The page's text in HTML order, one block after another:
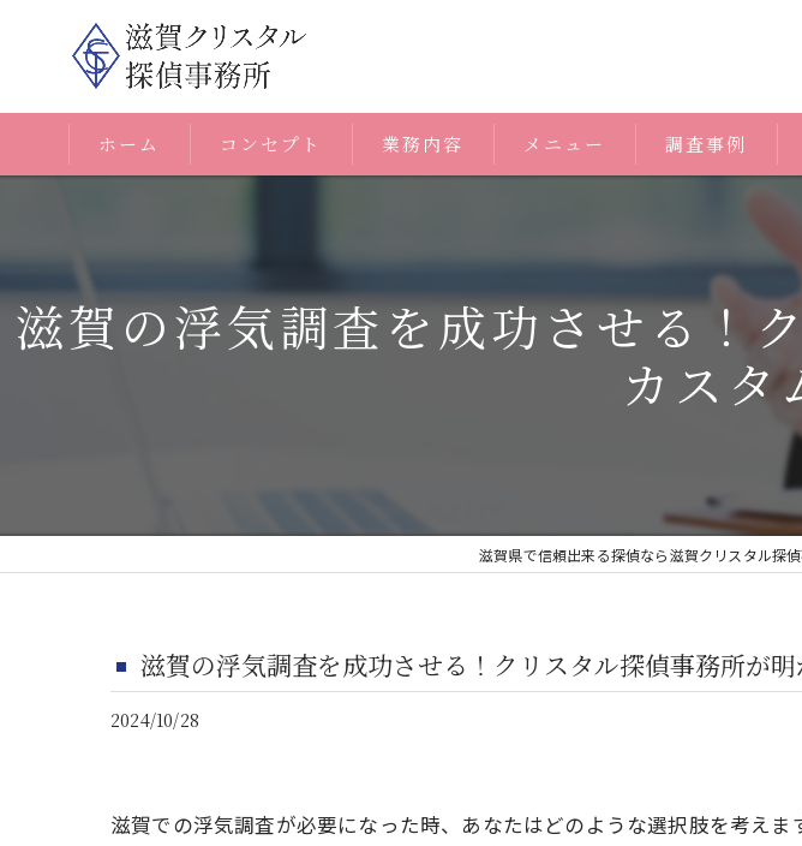
ホーム コンセプト 業務内容 メニュー 調査事例
滋賀の浮気調査を成功させる！
カスタ
滋賀県で信頼出来る探偵なら滋賀クリスタル探
滋賀の浮気調査を成功させる！クリスタル探偵事務所が
2024/10/28
滋賀での浮気調査が必要になった時、あなたはどのような選択肢を考え